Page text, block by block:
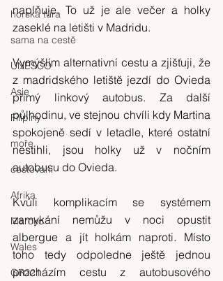
horská túra
sama na cestě
UNESCO
Asie
Filipíny
moře
cestování
Afrika
Maroko
Wales
GR221
naplňuje. To už je ale večer a holky
zaseklé na letišti v Madridu.
Vymýšlím alternativní cestu a zjišťuji, že
z madridského letiště jezdí do Ovieda
přímý linkový autobus. Za další
půlhodinu, ve stejnou chvíli kdy Martina
spokojeně sedí v letadle, které ostatní
nestihli, jsou holky už v nočním
autobusu do Ovieda.
Kvůli komplikacím se systémem
zamykání nemůžu v noci opustit
albergue a jít holkám naproti. Místo
toho tedy odpoledne ještě jednou
procházím cestu z autobusového